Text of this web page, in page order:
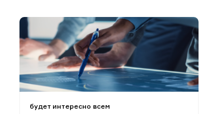
будет интересно всем